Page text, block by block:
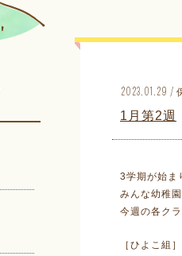
2023.01.29 /
1月第2週
3学期が始ま
みんな幼稚
今週の各ク
［ひよこ組］